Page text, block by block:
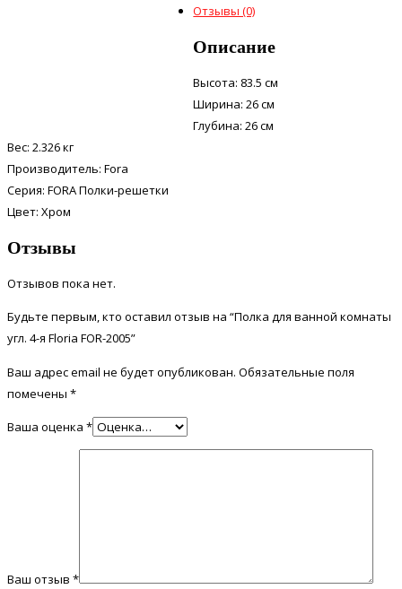
Отзывы (0)
Описание
Высота: 83.5 см
Ширина: 26 см
Глубина: 26 см
Вес: 2.326 кг
Производитель: Fora
Серия: FORA Полки-решетки
Цвет: Хром
Отзывы
Отзывов пока нет.
Будьте первым, кто оставил отзыв на “Полка для ванной комнаты
угл. 4-я Floria FOR-2005”
Ваш адрес email не будет опубликован. Обязательные поля
помечены *
Ваша оценка *
Ваш отзыв *